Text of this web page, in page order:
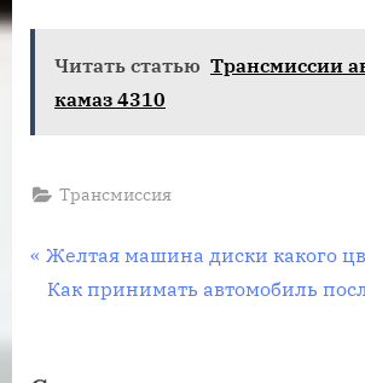
Читать статью Трансмиссии
камаз 4310
Трансмиссия
Навигация
П
р
Желтая машина диски какого
С
Как принимать автомобиль